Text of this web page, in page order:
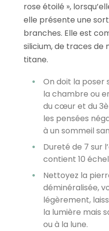
rose étoilé »,
elle présente une
branches. Elle est
silicium, de traces de
titane.
On doit la poser
la chambre ou
du cœur et du
les pensées
à un sommeil
Dureté de 7 sur
contient 10
Nettoyez la
déminéralisée,
légèrement,
la lumière mais
ou à la lune.